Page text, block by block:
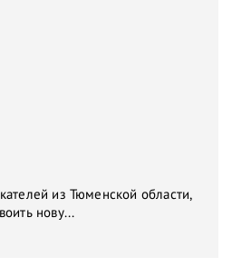
из Тюменской области,
нову...